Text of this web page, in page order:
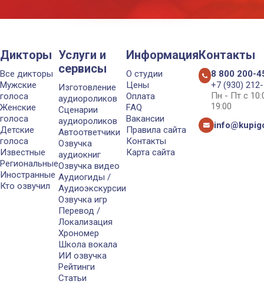
Дикторы
Все дикторы
Мужские
голоса
Женские
голоса
Детские
голоса
Известные
Региональные
Иностранные
Кто озвучил
Услуги и
сервисы
Изготовление
аудиороликов
Сценарии
аудиороликов
Автоответчики
Озвучка
аудиокниг
Озвучка видео
Аудиогиды /
Аудиоэкскурсии
Озвучка игр
Перевод /
Локализация
Хрономер
Школа вокала
ИИ озвучка
Рейтинги
Статьи
Информация
О студии
Цены
Оплата
FAQ
Вакансии
Правила сайта
Контакты
Карта сайта
Контакты
8 800 200-
+7 (930)
Пн - Пт с
19:00